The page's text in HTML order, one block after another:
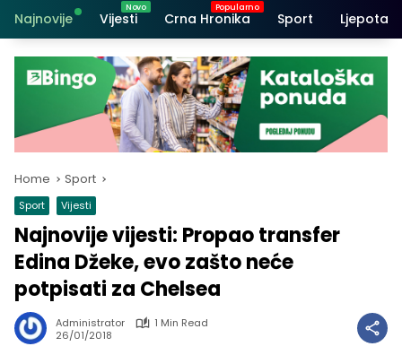
Najnovije Vijesti Crna Hronika Sport Ljepota i
Home Sport
Sport Vijesti
Najnovije vijesti: Propao transfer
Edina Džeke, evo zašto neće
potpisati za Chelsea
Administrator
1 Min Read
26/01/2018